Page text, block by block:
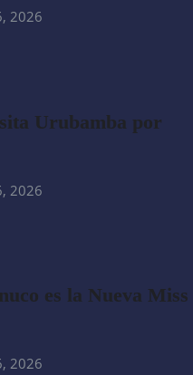
2026
Urubamba por
2026
es la Nueva Miss
2026